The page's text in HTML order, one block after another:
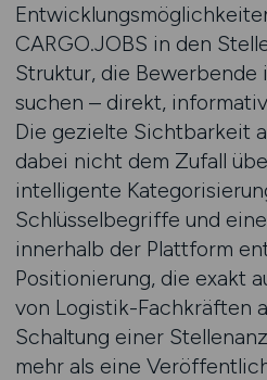
CARGO.JOBS in den
Struktur, die Bewerbende
suchen – direkt,
Die gezielte Sichtbarkeit
dabei nicht dem Zufall
intelligente
Schlüsselbegriffe und
innerhalb der Plattform
Positionierung, die exakt
von Logistik-Fachkräften
Schaltung einer
mehr als eine